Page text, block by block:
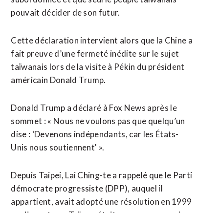
pouvait décider de son futur.
Cette déclaration ​intervient ‌alors que la Chine a
fait preuve ​d’une fermeté ⁠inédite sur le sujet
taïwanais lors de la visite ‌à Pékin du ‌président
américain Donald Trump.
Donald Trump a déclaré à Fox News après le
sommet : « Nous ne voulons pas que quelqu’un
dise : ‘Devenons indépendants, car les États-
Unis ​nous soutiennent' ».
Depuis Taipei, Lai Ching-te a rappelé que le Parti
démocrate progressiste (DPP), auquel il
appartient, avait adopté une résolution en 1999